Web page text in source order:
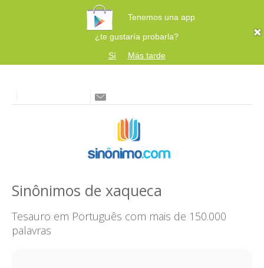
Tenemos una app
¿te gustaría probarla?
Sí
Más tarde
Sinônimos de xaqueca
Tesauro em Português com mais de 150.000
palavras